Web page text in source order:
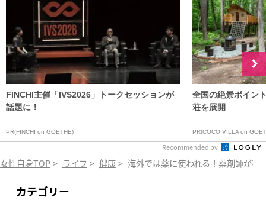
FINCHI主催「IVS2026」トークセッションが
話題に！
PR(FINCHI on GOETHE)
全国の絶景ポイン
荘を展開
PR(COCO VILLA on
Recommended by
女性自身TOP > ライフ > 健康 > 海外では薬に使われる！薬剤師が教
カテゴリー